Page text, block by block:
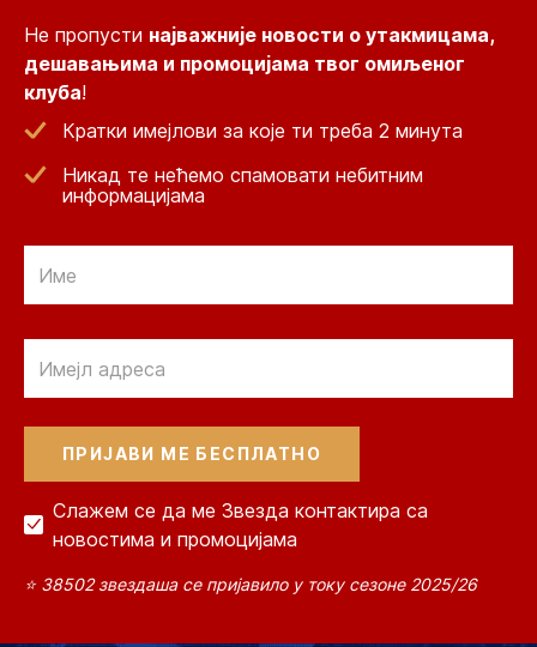
Не пропусти најважније новости о утакмицама,
дешавањима и промоцијама твог омиљеног
клуба!
Кратки имејлови за које ти треба 2 минута
Никад те нећемо спамовати небитним
информацијама
Слажем се да ме Звезда контактира са
новостима и промоцијама
⭐ 38502 звездаша се пријавило у току сезоне 2025/26